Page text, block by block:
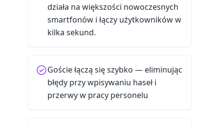
działa na większości nowoczesnych
smartfonów i łączy użytkowników w
kilka sekund.
Goście łączą się szybko — eliminując
błędy przy wpisywaniu haseł i
przerwy w pracy personelu